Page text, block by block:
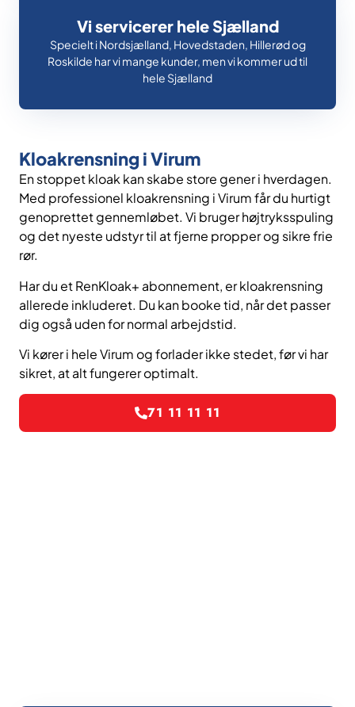
Vi servicerer hele Sjælland
Specielt i Nordsjælland, Hovedstaden, Hillerød og
Roskilde har vi mange kunder, men vi kommer ud til
hele Sjælland
Kloakrensning i Virum
En stoppet kloak kan skabe store gener i hverdagen.
Med professionel kloakrensning i Virum får du hurtigt
genoprettet gennemløbet. Vi bruger højtryksspuling
og det nyeste udstyr til at fjerne propper og sikre frie
rør.
Har du et RenKloak+ abonnement, er kloakrensning
allerede inkluderet. Du kan booke tid, når det passer
dig også uden for normal arbejdstid.
Vi kører i hele Virum og forlader ikke stedet, før vi har
sikret, at alt fungerer optimalt.
71 11 11 11